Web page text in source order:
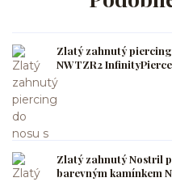
Zlatý zahnutý
NWTZR2 InfinityPierce
Zlatý zahnutý Nostril
barevným kamínkem